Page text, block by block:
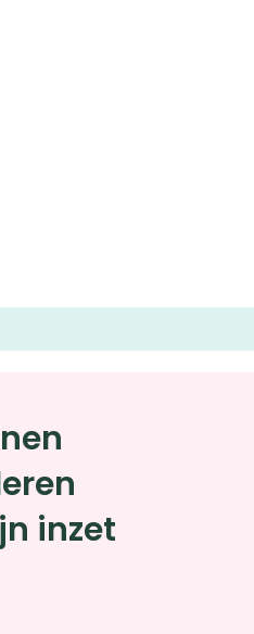
inzet